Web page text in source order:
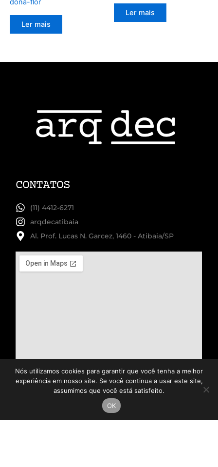
dona-flor
Ler mais
Ler mais
CONTATOS
(11) 4412-6271
arqdecatibaia
Al. Prof. Lucas N. Garcez, 1460 - Atibaia/SP
Nós utilizamos cookies para garantir que você tenha a melhor
experiência em nosso site. Se você continua a usar este site,
assumimos que você está satisfeito.
OK